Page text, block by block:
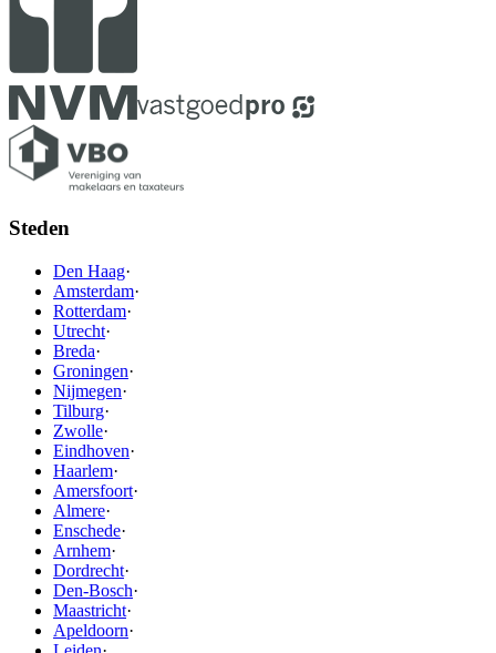
Steden
Den Haag·
Amsterdam·
Rotterdam·
Utrecht·
Breda·
Groningen·
Nijmegen·
Tilburg·
Zwolle·
Eindhoven·
Haarlem·
Amersfoort·
Almere·
Enschede·
Arnhem·
Dordrecht·
Den-Bosch·
Maastricht·
Apeldoorn·